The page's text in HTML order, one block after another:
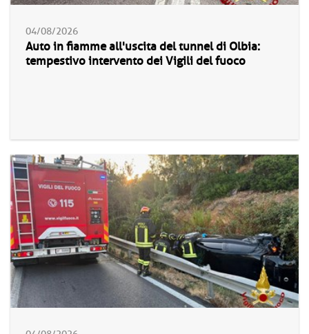
04/08/2026
Auto in fiamme all'uscita del tunnel di Olbia:
tempestivo intervento dei Vigili del fuoco